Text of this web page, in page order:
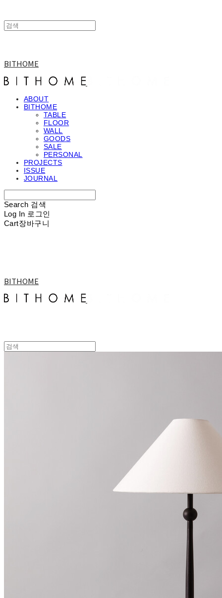
BITHOME
ABOUT
BITHOME
TABLE
FLOOR
WALL
GOODS
SALE
PERSONAL
PROJECTS
ISSUE
JOURNAL
Search 검색
Log In 로그인
Cart장바구니
BITHOME